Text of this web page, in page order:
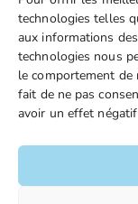
technologies telles
aux informations
technologies nous
le comportement de
fait de ne pas
avoir un effet
FGTA-FO / 15